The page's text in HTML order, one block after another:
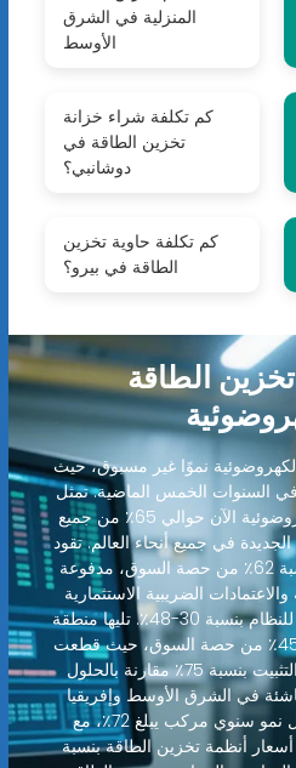
المنزلية في الشرق
الأوسط
كم تكلفة شراء خزانة
تخزين الطاقة في
دوشانبي؟
كم تكلفة حاوية تخزين
الطاقة في بيرو؟
الطاقة
نموًا غير مسبوق، حيث
بأكثر من 550٪ في السنوات الخمس الماضية. تمثل
أنظمة تخزين الطاقة والكهروضوئية الآن حوالي 65٪ من جميع
الجديدة في جميع أنحاء العالم. تقود
أمريكا الشمالية وأوروبا بنسبة 62٪ من حصة السوق، مدفوعة
الضريبية الاستثمارية
التي تقلل التكاليف الإجمالية للنظام بنسبة 30-48٪. تليها منطقة
آسيا والمحيط الهادئ بنسبة 45٪ من حصة السوق، حيث قطعت
التصاميم المعيارية أوقات التثبيت بنسبة 75٪ مقارنة بالحلول
في الشرق الأوسط وإفريقيا
أسرع المناطق نموًا بمعدل نمو سنوي مركب يبلغ 72٪، مع
أسعار أنظمة تخزين الطاقة بنسبة